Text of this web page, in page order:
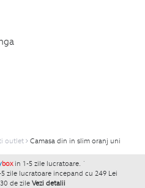
outlet Camasa din in slim oranj uni
box in 1-5 zile lucratoare. `
5 zile lucratoare incepand cu 249 Lei
de zile Vezi detalii